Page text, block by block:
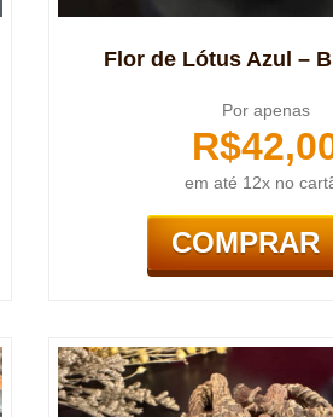
Flor de Lótus Azul –
Por apenas
R$
em até 12x no
COMPRAR